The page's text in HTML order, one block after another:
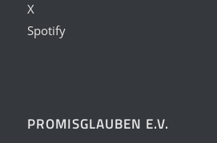
X
Spotify
PROMISGLAUBEN E.V.